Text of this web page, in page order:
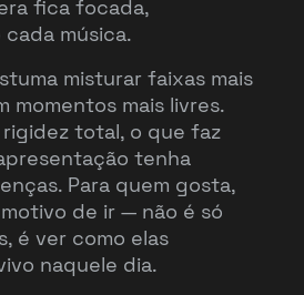
fica focada,
música.
misturar faixas mais
momentos mais livres.
rigidez total, o que faz
tenha
Para quem gosta,
de ir — não é só
é ver como elas
naquele dia.